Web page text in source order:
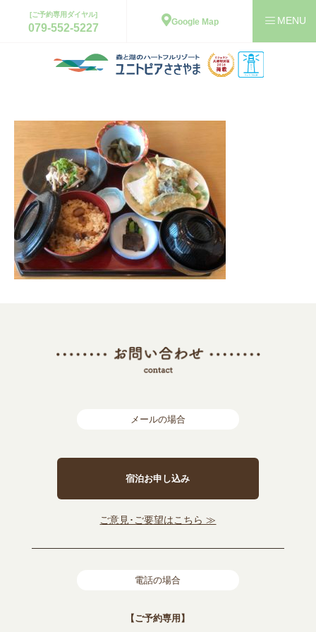
[ご予約専用ダイヤル]
079-552-5227 Google Map
メールの場合
宿泊お申し込み
ご意見･ご要望はこちら ≫
電話の場合
【ご予約専用】